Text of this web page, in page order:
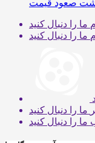
ما را دنبال کنید
ما را دنبال کنید
ما را دنبال کنید
ما را دنبال کنید